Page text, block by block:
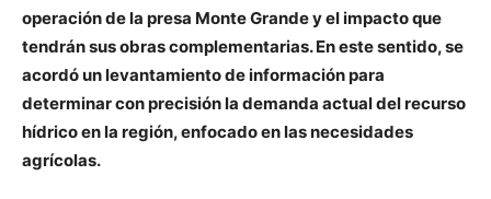
operación de la presa Monte Grande y el impacto que
tendrán sus obras complementarias. En este sentido, se
acordó un levantamiento de información para
determinar con precisión la demanda actual del recurso
hídrico en la región, enfocado en las necesidades
agrícolas.